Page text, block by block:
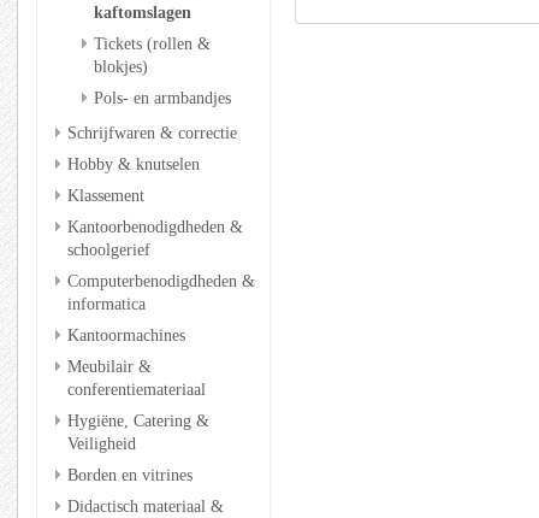
kaftomslagen
Tickets (rollen &
blokjes)
Pols- en armbandjes
Schrijfwaren & correctie
Hobby & knutselen
Klassement
Kantoorbenodigdheden &
schoolgerief
Computerbenodigdheden &
informatica
Kantoormachines
Meubilair &
conferentiemateriaal
Hygiëne, Catering &
Veiligheid
Borden en vitrines
Didactisch materiaal &